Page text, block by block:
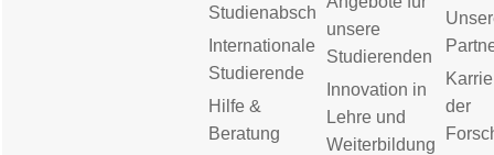
Studienabschluss
Internationale
Studierende
Hilfe &
Beratung
unsere
Studierenden
Innovation in
Lehre und
Weiterbildung
der